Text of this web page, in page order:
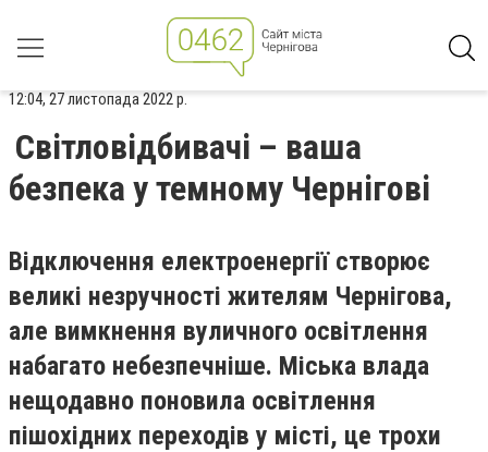
12:04, 27 листопада 2022 р.
Світловідбивачі – ваша
безпека у темному Чернігові
Відключення електроенергії створює
великі незручності жителям Чернігова,
але вимкнення вуличного освітлення
набагато небезпечніше. Міська влада
нещодавно поновила освітлення
пішохідних переходів у місті, це трохи